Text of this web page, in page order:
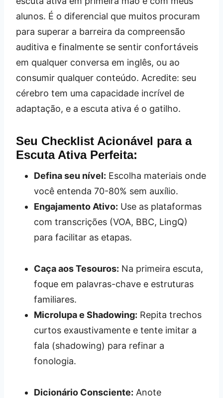
alunos. É o diferencial que muitos procuram
para superar a barreira da compreensão
auditiva e finalmente se sentir confortáveis
em qualquer conversa em inglês, ou ao
consumir qualquer conteúdo. Acredite: seu
cérebro tem uma capacidade incrível de
adaptação, e a escuta ativa é o gatilho.
Seu Checklist Acionável para a
Escuta Ativa Perfeita:
Defina seu nível: Escolha materiais onde
você entenda 70-80% sem auxílio.
Engajamento Ativo: Use as plataformas
com transcrições (VOA, BBC, LingQ)
para facilitar as etapas.
Caça aos Tesouros: Na primeira escuta,
foque em palavras-chave e estruturas
familiares.
Microlupa e Shadowing: Repita trechos
curtos exaustivamente e tente imitar a
fala (shadowing) para refinar a
fonologia.
Dicionário Consciente: Anote